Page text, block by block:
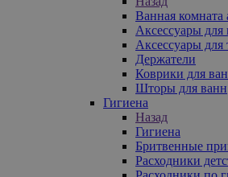
Ванная комната
Аксессуары для
Аксессуары для
Держатели
Коврики для
Шторы для ванн
Гигиена
Назад
Гигиена
Бритвенные
Расходники